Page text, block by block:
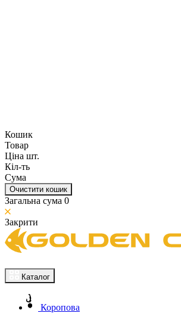
Кошик
Товар
Ціна шт.
Кіл-ть
Сума
Очистити кошик
Загальна сума 0
Закрити
Каталог
Коропова